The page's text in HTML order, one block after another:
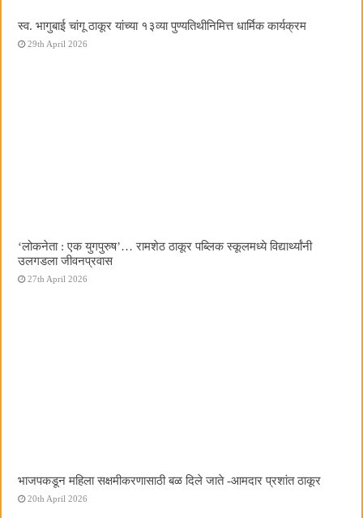
स्व. भागुबाई चांगू ठाकूर यांच्या १३व्या पुण्यतिथीनिमित्त धार्मिक कार्यक्रम
29th April 2026
‌‘लोकनेता : एक युगपुरुष‌’… रामशेठ ठाकूर पब्लिक स्कूलमध्ये विद्यार्थ्यांनी
उलगडला जीवनप्रवास
27th April 2026
भाजपकडून महिला सक्षमीकरणासाठी बळ दिले जाते -आमदार प्रशांत ठाकूर
20th April 2026